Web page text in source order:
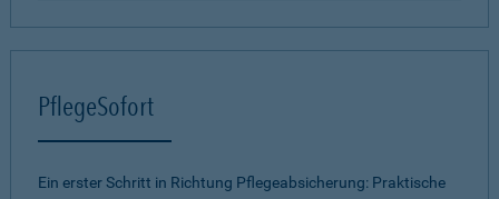
PflegeSofort
Ein erster Schritt in Richtung Pflegeab­sicherung: Praktische